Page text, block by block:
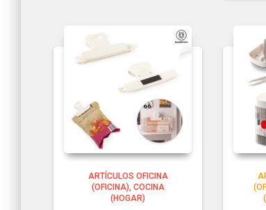
ARTÍCULOS OFICINA
(OFICINA) COCINA
(HOGAR)